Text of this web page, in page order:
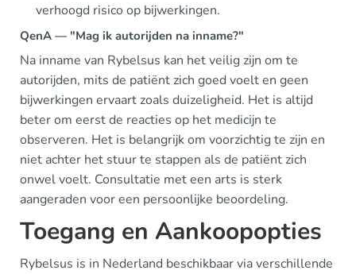
verhoogd risico op bijwerkingen.
QenA — "Mag ik autorijden na inname?"
Na inname van Rybelsus kan het veilig zijn om te
autorijden, mits de patiënt zich goed voelt en geen
bijwerkingen ervaart zoals duizeligheid. Het is altijd
beter om eerst de reacties op het medicijn te
observeren. Het is belangrijk om voorzichtig te zijn en
niet achter het stuur te stappen als de patiënt zich
onwel voelt. Consultatie met een arts is sterk
aangeraden voor een persoonlijke beoordeling.
Toegang en Aankoopopties
Rybelsus is in Nederland beschikbaar via verschillende